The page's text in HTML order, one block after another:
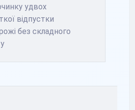
удвох
відпустки
без складного